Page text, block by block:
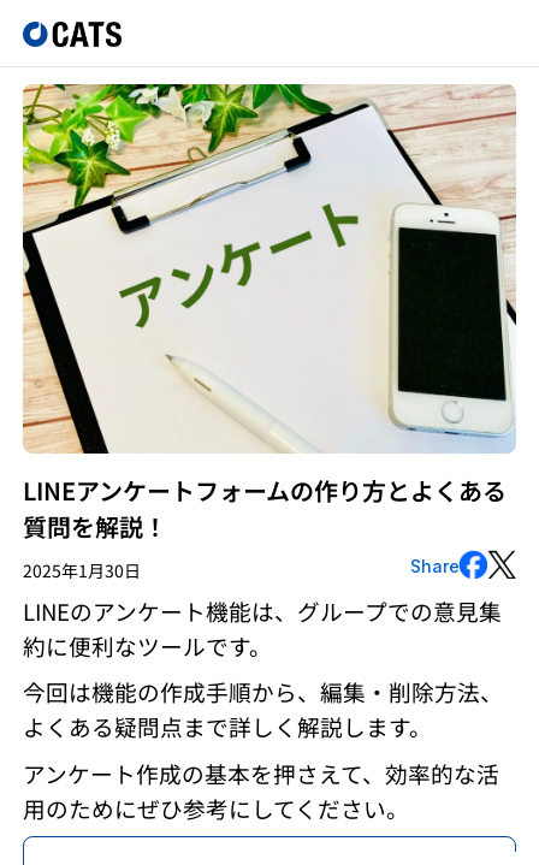
LINEアンケートフォームの作り方とよくある
質問を解説！
2025年1月30日 Share
LINEのアンケート機能は、グループでの意見集
約に便利なツールです。
今回は機能の作成手順から、編集・削除方法、
よくある疑問点まで詳しく解説します。
アンケート作成の基本を押さえて、効率的な活
用のためにぜひ参考にしてください。